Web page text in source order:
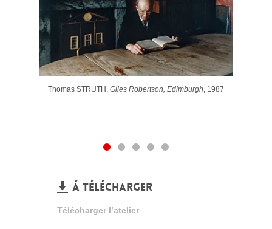
Thomas STRUTH, Giles Robertson, Edimburgh , 1987
Á TÉLÉCHARGER
Télécharger l’atelier